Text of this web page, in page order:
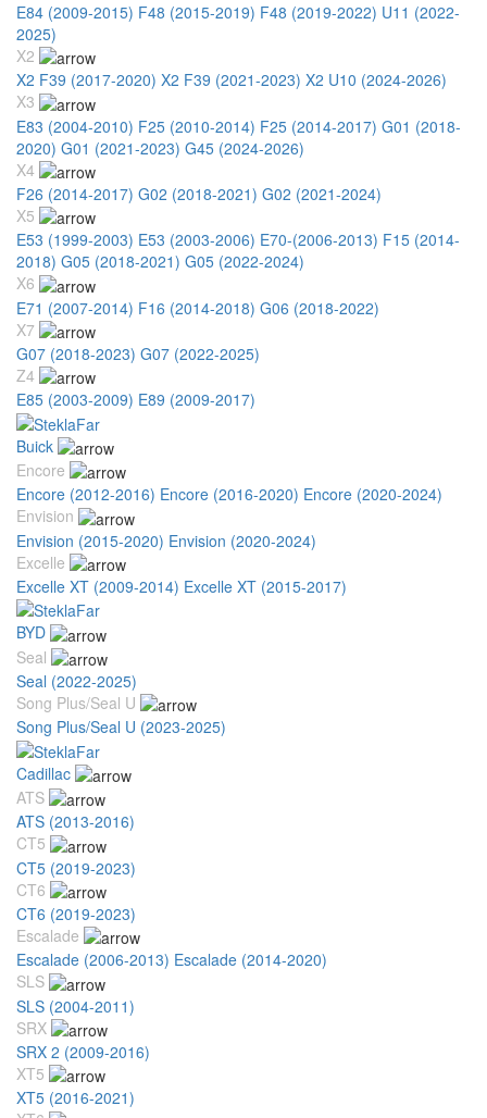
E84 (2009-2015) F48 (2015-2019) F48 (2019-2022) U11 (2022-
2025)
X2
X2 F39 (2017-2020) X2 F39 (2021-2023) X2 U10 (2024-2026)
X3
E83 (2004-2010) F25 (2010-2014) F25 (2014-2017) G01 (2018-
2020) G01 (2021-2023) G45 (2024-2026)
X4
F26 (2014-2017) G02 (2018-2021) G02 (2021-2024)
X5
E53 (1999-2003) E53 (2003-2006) E70-(2006-2013) F15 (2014-
2018) G05 (2018-2021) G05 (2022-2024)
X6
E71 (2007-2014) F16 (2014-2018) G06 (2018-2022)
X7
G07 (2018-2023) G07 (2022-2025)
Z4
E85 (2003-2009) E89 (2009-2017)
Buick
Encore
Encore (2012-2016) Encore (2016-2020) Encore (2020-2024)
Envision
Envision (2015-2020) Envision (2020-2024)
Excelle
Excelle XT (2009-2014) Excelle XT (2015-2017)
BYD
Seal
Seal (2022-2025)
Song Plus/Seal U
Song Plus/Seal U (2023-2025)
Cadillac
ATS
ATS (2013-2016)
CT5
CT5 (2019-2023)
CT6
CT6 (2019-2023)
Escalade
Escalade (2006-2013) Escalade (2014-2020)
SLS
SLS (2004-2011)
SRX
SRX 2 (2009-2016)
XT5
XT5 (2016-2021)